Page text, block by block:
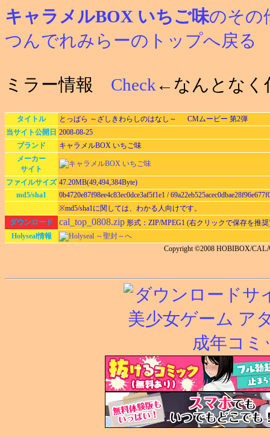
キャラメルBOX いちご味のその
つんでれみらーのトップへ戻る
ミラー情報 Check ←なんとなく
タイトル
とっぱら ～ざしきわらしのはなし～ CMムービー 第2弾
当サイト公開日 2008-08-25
ブランド
キャラメルBOX いちご味
メーカー
サイト
ファイルサイズ 47.20MB(49,494,384Byte)
md5/sha1
0b4720e87f98ee4c83ec0dce3af5f1e1 /
※md5/sha1に関しては、わかる人向けです。
ダウンロード
cal_top_0808.zip 形式：ZIP/MPEG1 (右クリックで保存を推
Holyseal情報
Holyseal ～聖封～へ
Copyright ©2008 HOBIBOX/